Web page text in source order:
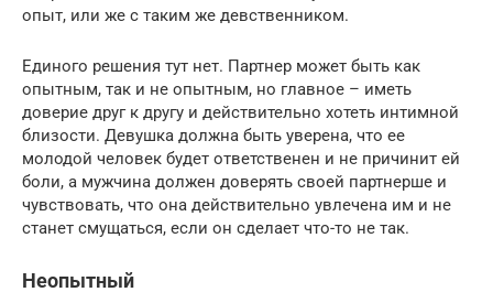
опыт, или же с таким же девственником.
Единого решения тут нет. Партнер может быть как
опытным, так и не опытным, но главное – иметь
доверие друг к другу и действительно хотеть интимной
близости. Девушка должна быть уверена, что ее
молодой человек будет ответственен и не причинит ей
боли, а мужчина должен доверять своей партнерше и
чувствовать, что она действительно увлечена им и не
станет смущаться, если он сделает что-то не так.
Неопытный